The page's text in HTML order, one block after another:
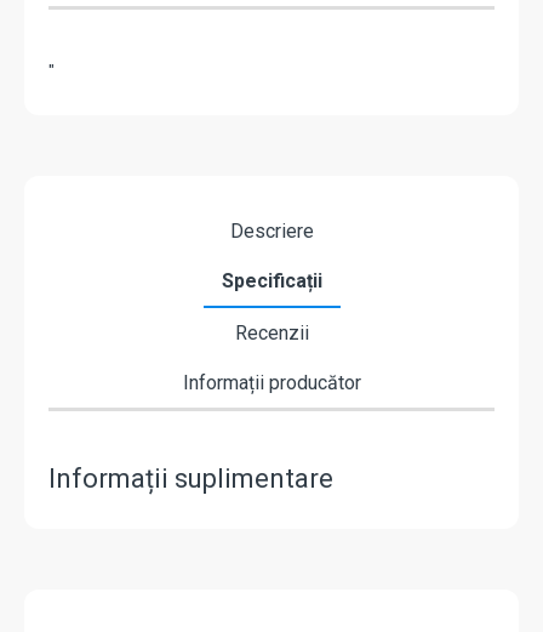
"
Descriere
Specificații
Recenzii
Informații producător
Informații suplimentare